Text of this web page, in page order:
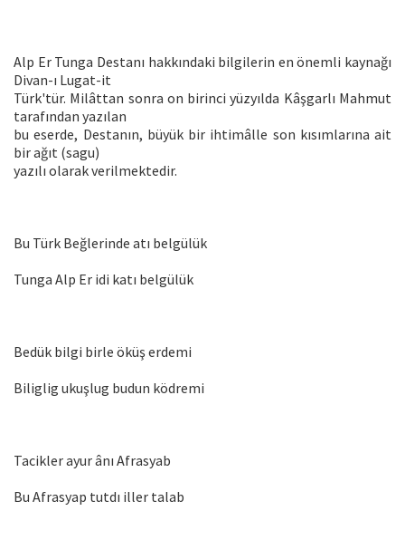
Alp Er Tunga Destanı hakkındaki bilgilerin en önemli kaynağı
Divan-ı Lugat-it
Türk'tür. Milâttan sonra on birinci yüzyılda Kâşgarlı Mahmut
tarafından yazılan
bu eserde, Destanın, büyük bir ihtimâlle son kısımlarına ait
bir ağıt (sagu)
yazılı olarak verilmektedir.
Bu Türk Beğlerinde atı belgülük
Tunga Alp Er idi katı belgülük
Bedük bilgi birle öküş erdemi
Biliglig ukuşlug budun ködremi
Tacikler ayur ânı Afrasyab
Bu Afrasyap tutdı iller talab